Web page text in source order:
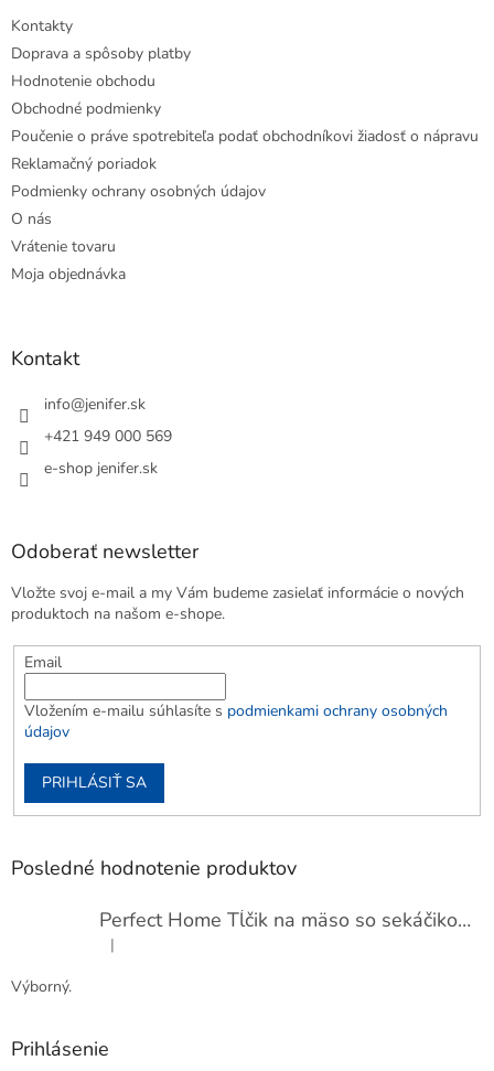
Kontakty
Doprava a spôsoby platby
Hodnotenie obchodu
Obchodné podmienky
Poučenie o práve spotrebiteľa podať obchodníkovi žiadosť o nápravu
Reklamačný poriadok
Podmienky ochrany osobných údajov
O nás
Vrátenie tovaru
Moja objednávka
Kontakt
info@jenifer.sk
+421 949 000 569
e-shop jenifer.sk
Odoberať newsletter
Vložte svoj e-mail a my Vám budeme zasielať informácie o nových
produktoch na našom e-shope.
Email
Vložením e-mailu súhlasíte s podmienkami ochrany osobných
údajov
PRIHLÁSIŤ SA
Posledné hodnotenie produktov
Perfect Home Tĺčik na mäso so sekáčikom, 56893
Hodnotenie produktu je 5 z 5 hviezdičiek.
|
Výborný.
Prihlásenie